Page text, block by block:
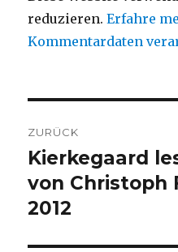
reduzieren.Erfahre
Kommentardaten
ZURÜCK
Vorheriger
Beitrag:
Kierkegaard
von Christoph
2012